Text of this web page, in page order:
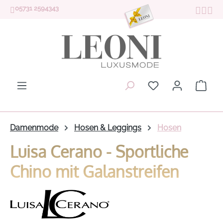
Zum Hauptinhalt springen
05731 2594343
Du hast 0
Damenmode Hosen & Leggings Hosen
Luisa Cerano - Sportliche
Chino mit Galanstreifen